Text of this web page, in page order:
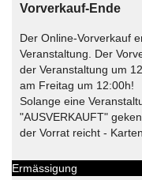
Vorverkauf-Ende
Der Online-Vorverkauf
Veranstaltung. Der
der Veranstaltung um
am Freitag um 12:00h!
Solange eine
"AUSVERKAUFT"
der Vorrat reicht -
Ermässigung